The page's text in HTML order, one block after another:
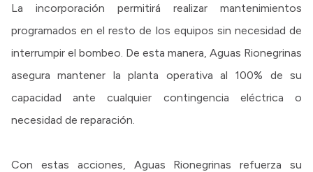
La incorporación permitirá realizar mantenimientos
programados en el resto de los equipos sin necesidad de
interrumpir el bombeo. De esta manera, Aguas Rionegrinas
asegura mantener la planta operativa al 100% de su
capacidad ante cualquier contingencia eléctrica o
necesidad de reparación.
Con estas acciones, Aguas Rionegrinas refuerza su